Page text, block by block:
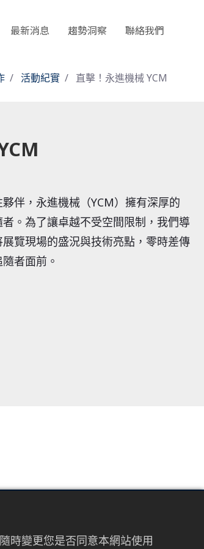
最新消息 趨勢洞察 聯絡我們
活動紀實 直擊！永進機械 YCM
伴，永進機械（YCM）擁有深厚的
。為了讓卓越不受空間限制，我們導
覽現場的盛況與技術亮點，零時差傳
者面前。
FOLLOW US
時變更您是否同意本網站使用